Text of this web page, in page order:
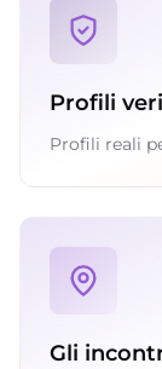
Profili
Profili reali
Gli